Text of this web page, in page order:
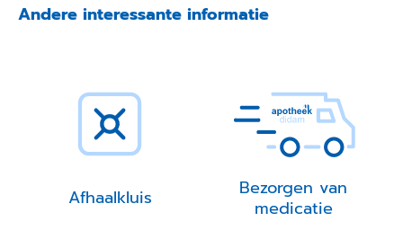
Andere interessante informatie
Afhaalkluis
Bezorgen van
medicatie